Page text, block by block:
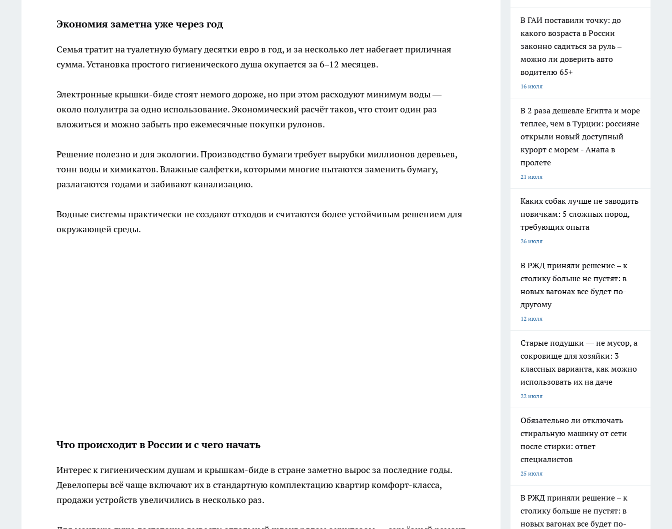
Экономия заметна уже через год
Семья тратит на туалетную бумагу десятки евро в год, и за несколько лет набегает приличная
сумма. Установка простого гигиенического душа окупается за 6–12 месяцев.
Электронные крышки-биде стоят немого дороже, но при этом расходуют минимум воды —
около полулитра за одно использование. Экономический расчёт таков, что стоит один раз
вложиться и можно забыть про ежемесячные покупки рулонов.
Решение полезно и для экологии. Производство бумаги требует вырубки миллионов деревьев,
тонн воды и химикатов. Влажные салфетки, которыми многие пытаются заменить бумагу,
разлагаются годами и забивают канализацию.
Водные системы практически не создают отходов и считаются более устойчивым решением для
окружающей среды.
Что происходит в России и с чего начать
Интерес к гигиеническим душам и крышкам-биде в стране заметно вырос за последние годы.
Девелоперы всё чаще включают их в стандартную комплектацию квартир комфорт-класса,
продажи устройств увеличились в несколько раз.
В ГАИ поставили точку: до
какого возраста в России
законно садиться за руль –
можно ли доверить авто
водителю 65+
16 июля
В 2 раза дешевле Египта и море
теплее, чем в Турции: россияне
открыли новый доступный
курорт с морем - Анапа в
пролете
21 июля
Каких собак лучше не заводить
новичкам: 5 сложных пород,
требующих опыта
26 июля
В РЖД приняли решение – к
столику больше не пустят: в
новых вагонах все будет по-
другому
12 июля
Старые подушки — не мусор, а
сокровище для хозяйки: 3
классных варианта, как можно
использовать их на даче
22 июля
Обязательно ли отключать
стиральную машину от сети
после стирки: ответ
специалистов
25 июля
В РЖД приняли решение – к
столику больше не пустят: в
новых вагонах все будет по-